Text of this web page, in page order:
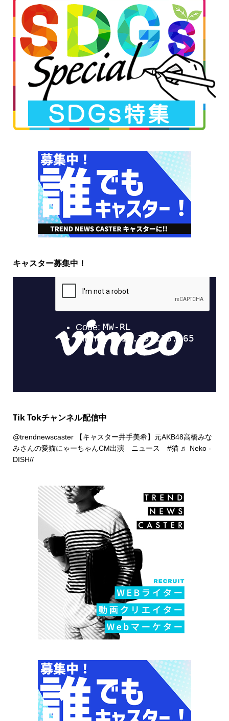
キャスター募集中！
Tik Tokチャンネル配信中
@trendnewscaster【キャスター井手美希】元AKB48高橋みな
みさんの愛猫にゃーちゃんCM出演 ニュース #猫 ♬ Neko -
DISH//